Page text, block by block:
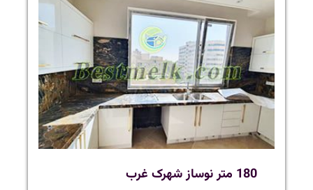
180 متر نوساز شهرک غرب